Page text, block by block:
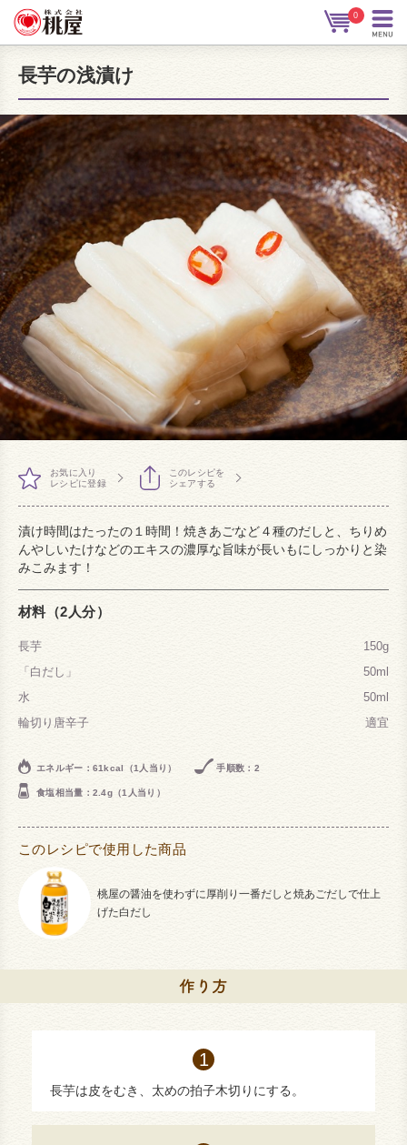
0
長芋の浅漬け
お気に入り
レシピに登録
このレシピを
シェアする
漬け時間はたったの１時間！焼きあごなど４種のだしと、ちりめ
んやしいたけなどのエキスの濃厚な旨味が長いもにしっかりと染
みこみます！
材料（2人分）
長芋
150g
「白だし」
50ml
水
50ml
輪切り唐辛子
適宜
エネルギー：61kcal（1人当り） 手順数：2
食塩相当量：2.4g（1人当り）
このレシピで使用した商品
桃屋の醤油を使わずに厚削り一番だしと焼あごだしで仕上
げた白だし
長芋は皮をむき、太めの拍子木切りにする。